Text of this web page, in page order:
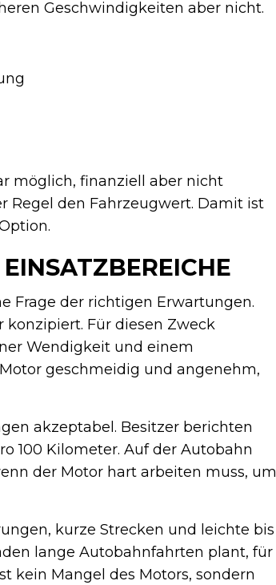
Geschwindigkeiten aber nicht.
möglich, finanziell aber nicht
Regel den Fahrzeugwert. Damit ist
Frage der richtigen Erwartungen.
Für diesen Zweck
Wendigkeit und einem
geschmeidig und angenehm,
akzeptabel. Besitzer berichten
100 Kilometer. Auf der Autobahn
der Motor hart arbeiten muss, um
kurze Strecken und leichte bis
lange Autobahnfahrten plant, für
kein Mangel des Motors, sondern